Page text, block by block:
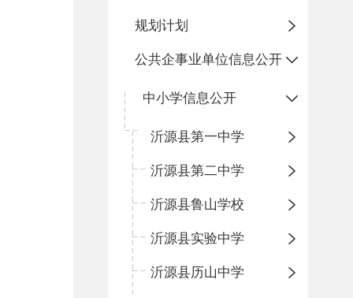
规划计划
公共企事业单位信息公开
中小学信息公开
沂源县第一中学
沂源县第二中学
沂源县鲁山学校
沂源县实验中学
沂源县历山中学